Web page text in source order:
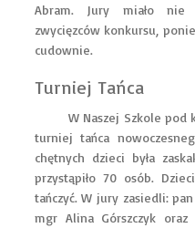
Abram. Jury miało nie
zwycięzców konkursu,
cudownie.
Turniej Tańca
W Naszej Szkole pod
turniej tańca
chętnych dzieci była
przystąpiło 70 osób.
tańczyć. W jury zasiedli:
mgr Alina Górszczyk